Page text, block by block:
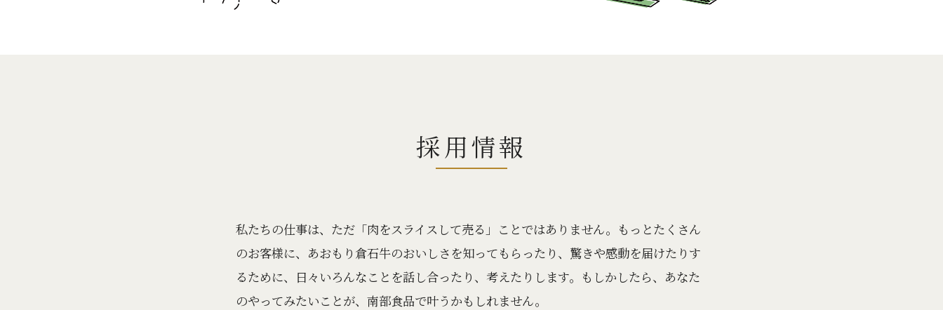
採用情報
私たちの仕事は、ただ「肉をスライスして売る」ことではありません。もっとたくさん
のお客様に、あおもり倉石牛のおいしさを知ってもらったり、驚きや感動を届けたりす
るために、日々いろんなことを話し合ったり、考えたりします。もしかしたら、あなた
のやってみたいことが、南部食品で叶うかもしれません。